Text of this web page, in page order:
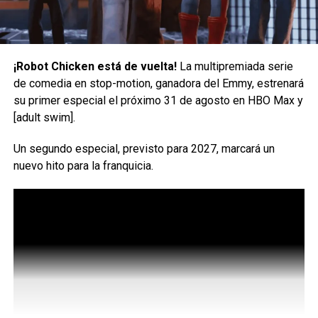
WB todavía está en las primeras etapas de reunir el nuevo
elenco de la serie. A principios de este año, el estudio
hizo un casting abierto para niños de entre 9 y 11 años
Snape y McGonagall, pero Gary Oldman (que interpretó a
Sirius Black en la serie de películas) dijo anteriormente
¡Robot Chicken está de vuelta!La multipremiada serie
de comedia en stop-motion, ganadora del Emmy, estrenará
su primer especial el próximo 31 de agosto en HBO Max y
[adult swim].
Un segundo especial, previsto para 2027, marcará un
nuevo hito para la franquicia.